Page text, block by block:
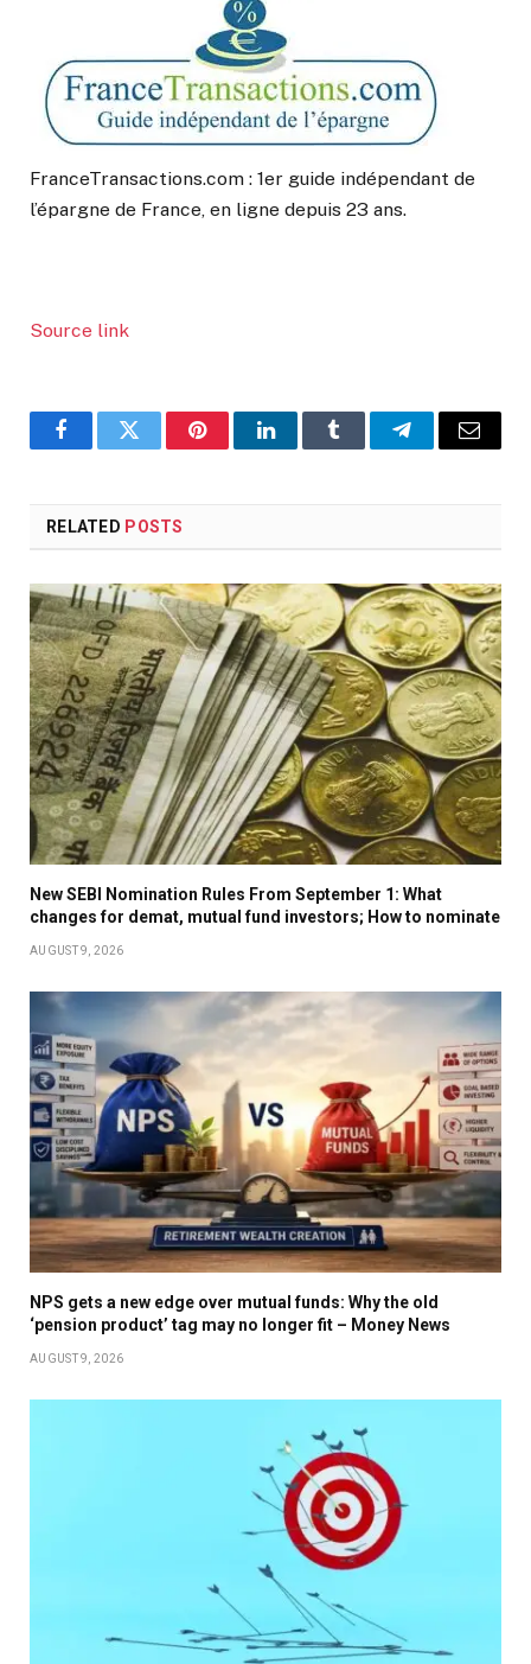
FranceTransactions.com : 1er guide indépendant de
l’épargne de France, en ligne depuis 23 ans.
Source link
FacebookTwitter PinterestLinkedInTumblr TelegramEmail
RELATED POSTS
New SEBI Nomination Rules From September 1: What
changes for demat, mutual fund investors; How to nominate
AUGUST 9, 2026
NPS gets a new edge over mutual funds: Why the old
‘pension product’ tag may no longer fit – Money News
AUGUST 9, 2026